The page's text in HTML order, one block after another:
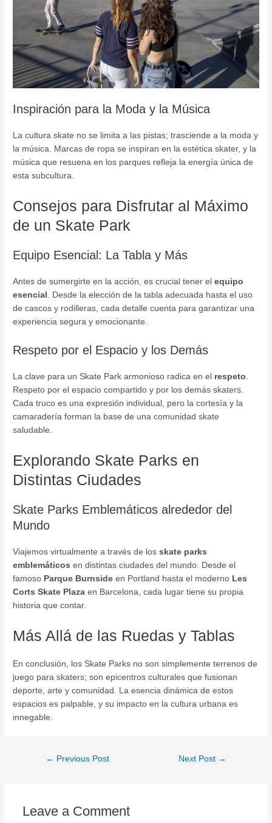
Inspiración para la Moda y la Música
La cultura skate no se limita a las pistas; trasciende a la moda y
la música. Marcas de ropa se inspiran en la estética skater, y la
música que resuena en los parques refleja la energía única de
esta subcultura.
Consejos para Disfrutar al Máximo
de un Skate Park
Equipo Esencial: La Tabla y Más
Antes de sumergirte en la acción, es crucial tener elequipo
esencial . Desde la elección de la tabla adecuada hasta el uso
de cascos y rodilleras, cada detalle cuenta para garantizar una
experiencia segura y emocionante.
Respeto por el Espacio y los Demás
La clave para un Skate Park armonioso radica en el respeto.
Respeto por el espacio compartido y por los demás skaters.
Cada truco es una expresión individual, pero la cortesía y la
camaradería forman la base de una comunidad skate
saludable.
Explorando Skate Parks en
Distintas Ciudades
Skate Parks Emblemáticos alrededor del
Mundo
Viajemos virtualmente a través de losskate parks
emblemáticos en distintas ciudades del mundo. Desde el
famoso Parque Burnside en Portland hasta el moderno Les
Corts Skate Plaza en Barcelona, cada lugar tiene su propia
historia que contar.
Más Allá de las Ruedas y Tablas
En conclusión, los Skate Parks no son simplemente terrenos de
juego para skaters; son epicentros culturales que fusionan
deporte, arte y comunidad. La esencia dinámica de estos
espacios es palpable, y su impacto en la cultura urbana es
innegable.
← Previous Post Next Post →
Leave a Comment